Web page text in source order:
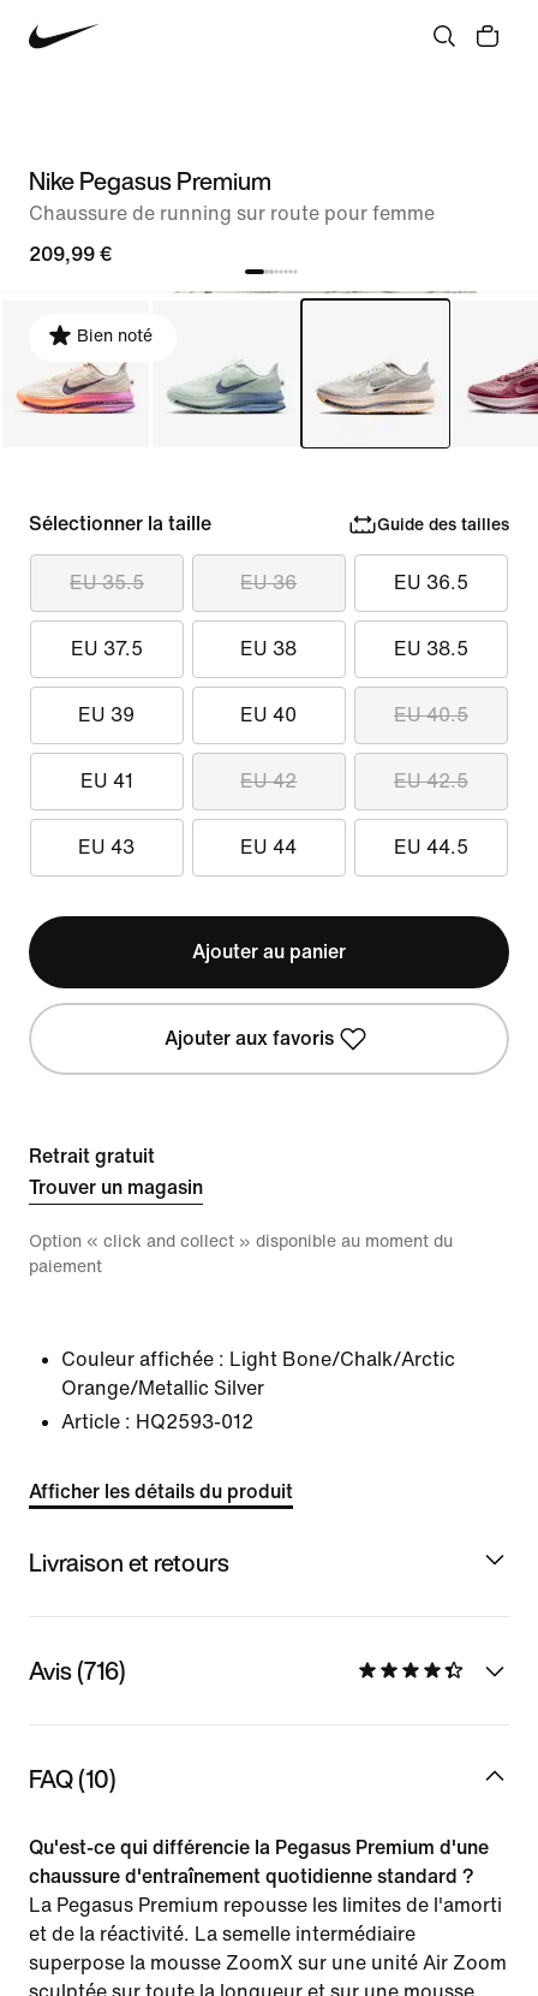
Nike Pegasus Premium
Chaussure de running sur route pour femme
209,99 €
Bien noté
Sélectionner la taille Guide des tailles
EU 35.5 EU 36 EU 36.5
EU 37.5 EU 38 EU 38.5
EU 39 EU 40 EU 40.5
EU 41 EU 42 EU 42.5
EU 43 EU 44 EU 44.5
Ajouter au panier
Ajouter aux favoris
Retrait gratuit
Trouver un magasin
Option « click and collect » disponible au moment du
paiement
Couleur affichée : Light Bone/Chalk/Arctic
Orange/Metallic Silver
Article : HQ2593-012
Afficher les détails du produit
Livraison et retours
Avis (716)
FAQ (10)
Qu'est-ce qui différencie la Pegasus Premium d'une
chaussure d'entraînement quotidienne standard ?
La Pegasus Premium repousse les limites de l'amorti
et de la réactivité. La semelle intermédiaire
superpose la mousse ZoomX sur une unité Air Zoom
sculptée sur toute la longueur et sur une mousse